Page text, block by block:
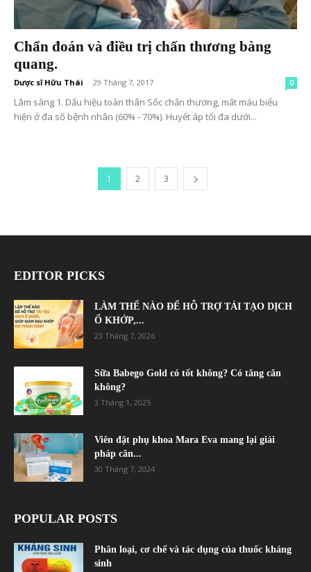
Chẩn đoán và điều trị chấn thương bàng
quang.
Dược sĩ Hữu Thái - 29 Tháng 7, 2017 0
Lâm sàng 1. Dấu hiệu toàn thân Sốc chấn thương, mất máu biểu
hiện ở đa số bệnh nhân (60% - 70%). Huyết áp tối đa dưới...
1 2 3
EDITOR PICKS
LÀM THẾ NÀO ĐỂ HỖ TRỢ TÁI TẠO DỊCH
Ổ KHỚP,...
23 Tháng 7, 2026
Sữa Babego Gold có tốt không? Có tăng cân
không?
3 Tháng 1, 2025
Viên đặt phụ khoa Mara Eva mang lại giải
pháp cân...
30 Tháng 7, 2024
POPULAR POSTS
Phân loại, cơ chế và tác dụng của thuốc kháng
sinh